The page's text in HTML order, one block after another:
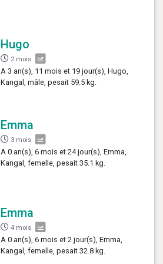
Hugo
2 mois
A 3 an(s), 11 mois et 19 jour(s), Hugo,
Kangal, mâle, pesait 59.5 kg.
Emma
3 mois
A 0 an(s), 6 mois et 24 jour(s), Emma,
Kangal, femelle, pesait 35.1 kg.
Emma
4 mois
A 0 an(s), 6 mois et 2 jour(s), Emma,
Kangal, femelle, pesait 32.8 kg.